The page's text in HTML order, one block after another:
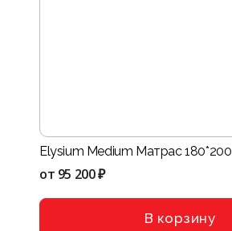
Elysium Medium Матрас 180*200
от 95 200 ₽
В корзину